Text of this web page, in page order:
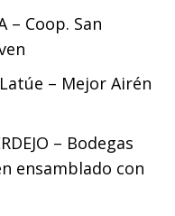
– Coop. San
– Mejor Airén
– Bodegas
ensamblado con